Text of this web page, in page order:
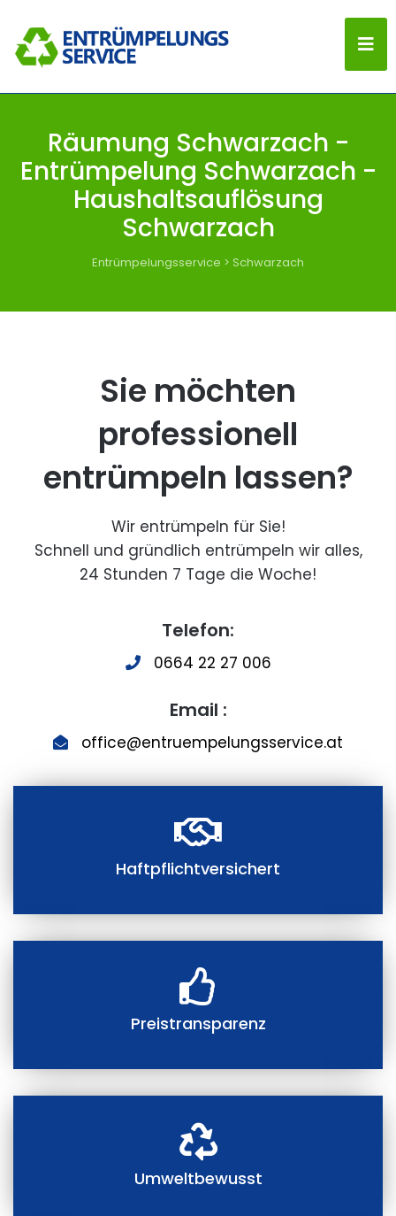
Räumung Schwarzach -
Entrümpelung Schwarzach -
Haushaltsauflösung
Schwarzach
Entrümpelungsservice > Schwarzach
Sie möchten
professionell
entrümpeln lassen?
Wir entrümpeln für Sie!
Schnell und gründlich entrümpeln wir alles,
24 Stunden 7 Tage die Woche!
Telefon:
0664 22 27 006
Email :
office@entruempelungsservice.at
Haftpflichtversichert
Preistransparenz
Umweltbewusst